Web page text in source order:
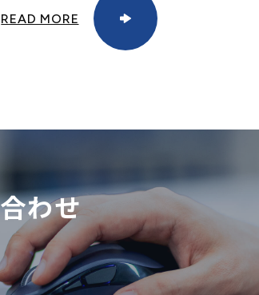
READ MORE
わせ